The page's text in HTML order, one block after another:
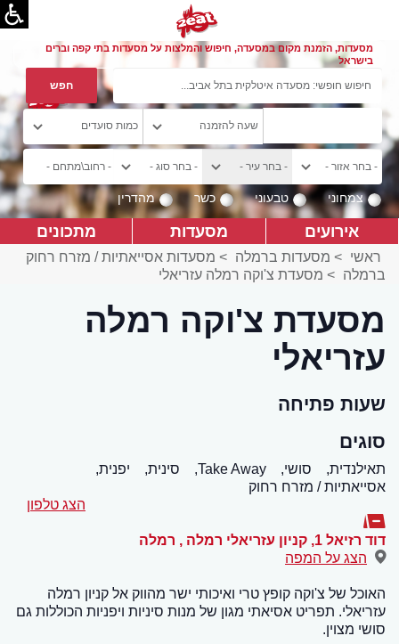
מסעדות, הזמנת מקום במסעדה, חיפוש והמלצות על מסעדות בתי קפה וברים
בישראל
צמחוני טבעוני כשר מהדרין
אירועים מסעדות מתכונים
ראשי > מסעדות ברמלה > מסעדות אסייאתיות / מזרח רחוק
ברמלה > מסעדת צ'וקה רמלה עזריאלי
מסעדת צ'וקה רמלה
עזריאלי
שעות פתיחה
סוגים
תאילנדית, סושי, Take Away, סינית,
יפנית,
אסייאתיות / מזרח רחוק
הצג טלפון
דוד רזיאל 1, קניון עזריאלי רמלה , רמלה
הצג על המפה
האוכל של צ'וקה קופץ טרי ואיכותי ישר מהווק אל קניון רמלה
עזריאלי. תפריט אסיאתי מגון של מנות סיניות ויפניות הכוללות גם
סושי מצוין.